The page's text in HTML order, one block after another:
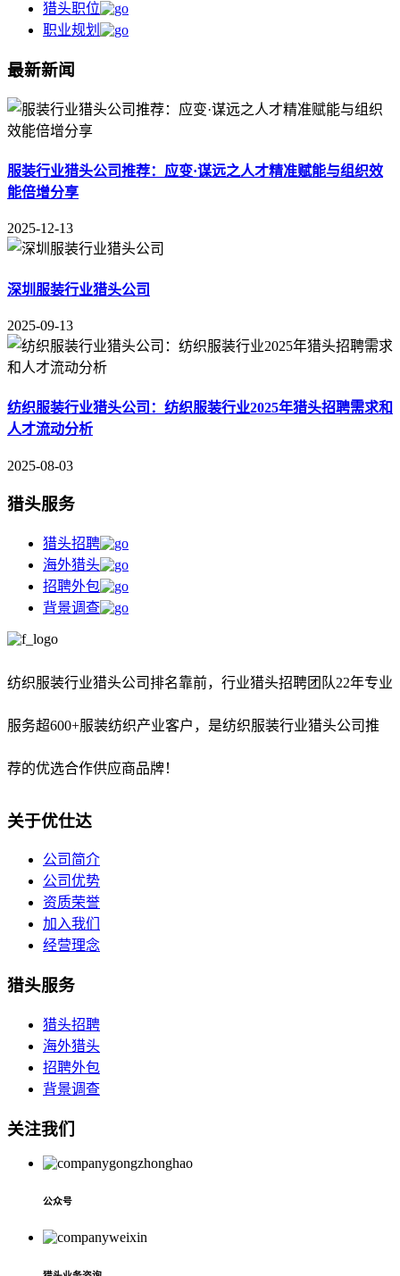
猎头职位
职业规划
最新新闻
服装行业猎头公司推荐：应变·谋远之人才精准赋能与组织效
能倍增分享
2025-12-13
深圳服装行业猎头公司
2025-09-13
纺织服装行业猎头公司：纺织服装行业2025年猎头招聘需求和
人才流动分析
2025-08-03
猎头服务
猎头招聘
海外猎头
招聘外包
背景调查
纺织服装行业猎头公司排名靠前， 行业猎头招聘团队22年专业
服务超600+服装纺织产业客户，是纺织服装行业猎头公司推
荐的优选合作供应商品牌！
关于优仕达
公司简介
公司优势
资质荣誉
加入我们
经营理念
猎头服务
猎头招聘
海外猎头
招聘外包
背景调查
关注我们
公众号